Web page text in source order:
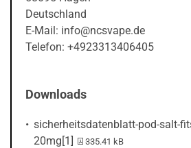
Deutschland
E-Mail: info@ncsvape.de
Telefon: +4923313406405
Downloads
sicherheitsdatenblatt-pod-salt-
20mg[1]
PDF-Datei:
335.41 kB